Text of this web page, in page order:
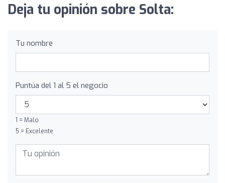
Deja tu opinión sobre Solta:
Tu nombre
Puntúa del 1 al 5 el negocio
1 = Malo
5 = Excelente